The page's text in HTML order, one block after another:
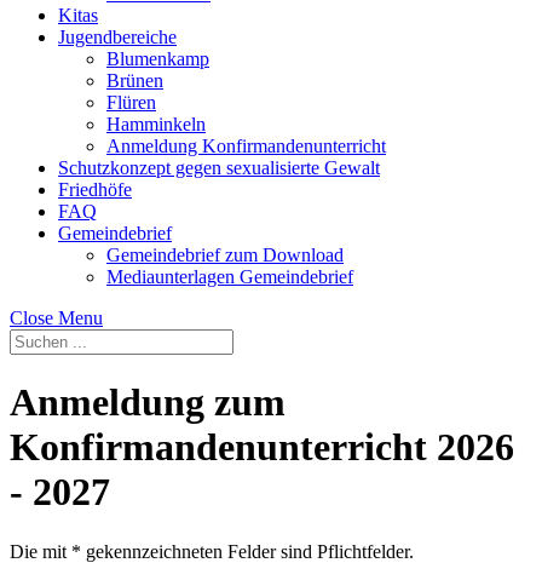
Kitas
Jugendbereiche
Blumenkamp
Brünen
Flüren
Hamminkeln
Anmeldung Konfirmandenunterricht
Schutzkonzept gegen sexualisierte Gewalt
Friedhöfe
FAQ
Gemeindebrief
Gemeindebrief zum Download
Mediaunterlagen Gemeindebrief
Close Menu
Anmeldung zum
Konfirmandenunterricht 2026
- 2027
Die mit * gekennzeichneten Felder sind Pflichtfelder.